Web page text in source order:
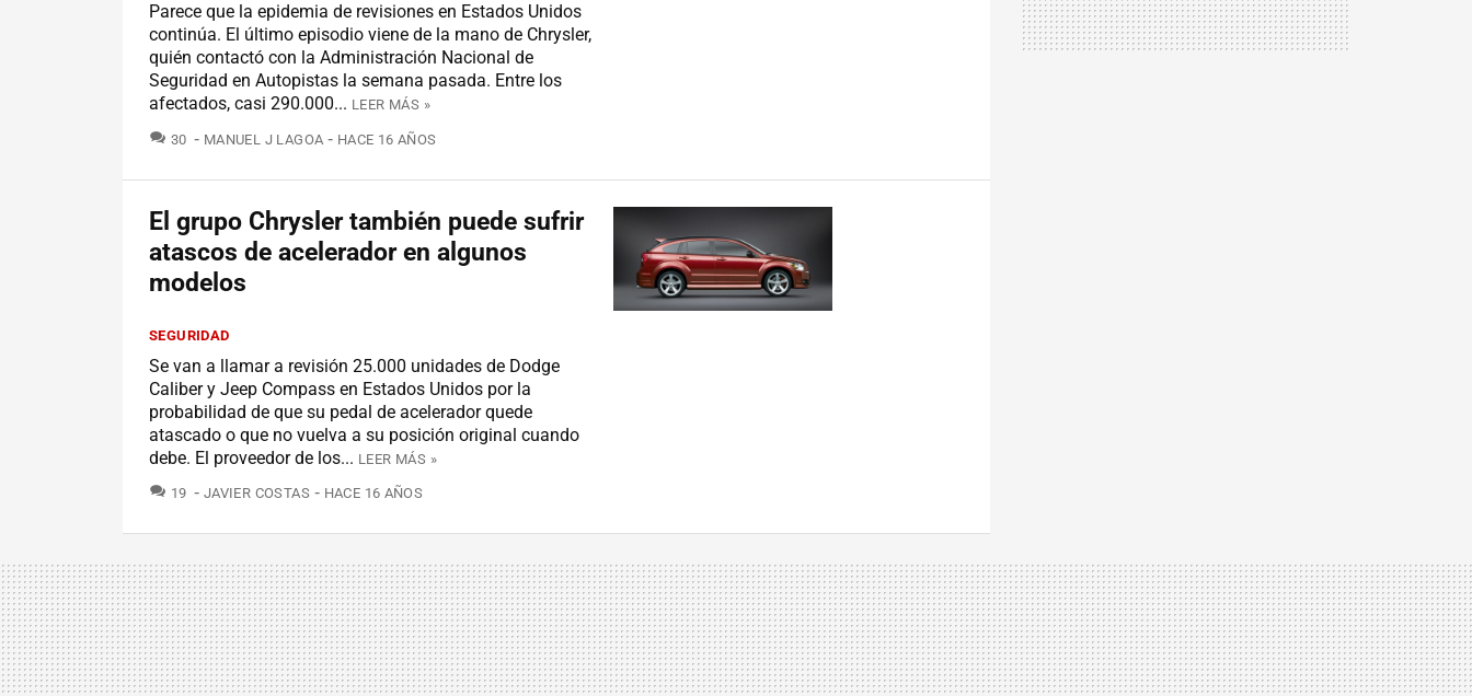
Parece que la epidemia de revisiones en Estados Unidos
continúa. El último episodio viene de la mano de Chrysler,
quién contactó con la Administración Nacional de
Seguridad en Autopistas la semana pasada. Entre los
afectados, casi 290.000... LEER MÁS »
30 COMENTARIOS
MANUEL J LAGOA HACE 16 AÑOS
El grupo Chrysler también puede sufrir
atascos de acelerador en algunos
modelos
SEGURIDAD
Se van a llamar a revisión 25.000 unidades de Dodge
Caliber y Jeep Compass en Estados Unidos por la
probabilidad de que su pedal de acelerador quede
atascado o que no vuelva a su posición original cuando
debe. El proveedor de los... LEER MÁS »
19 COMENTARIOS
JAVIER COSTAS HACE 16 AÑOS